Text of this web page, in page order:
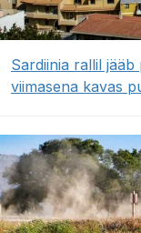
Sardiinia rallil
viimasena kavas